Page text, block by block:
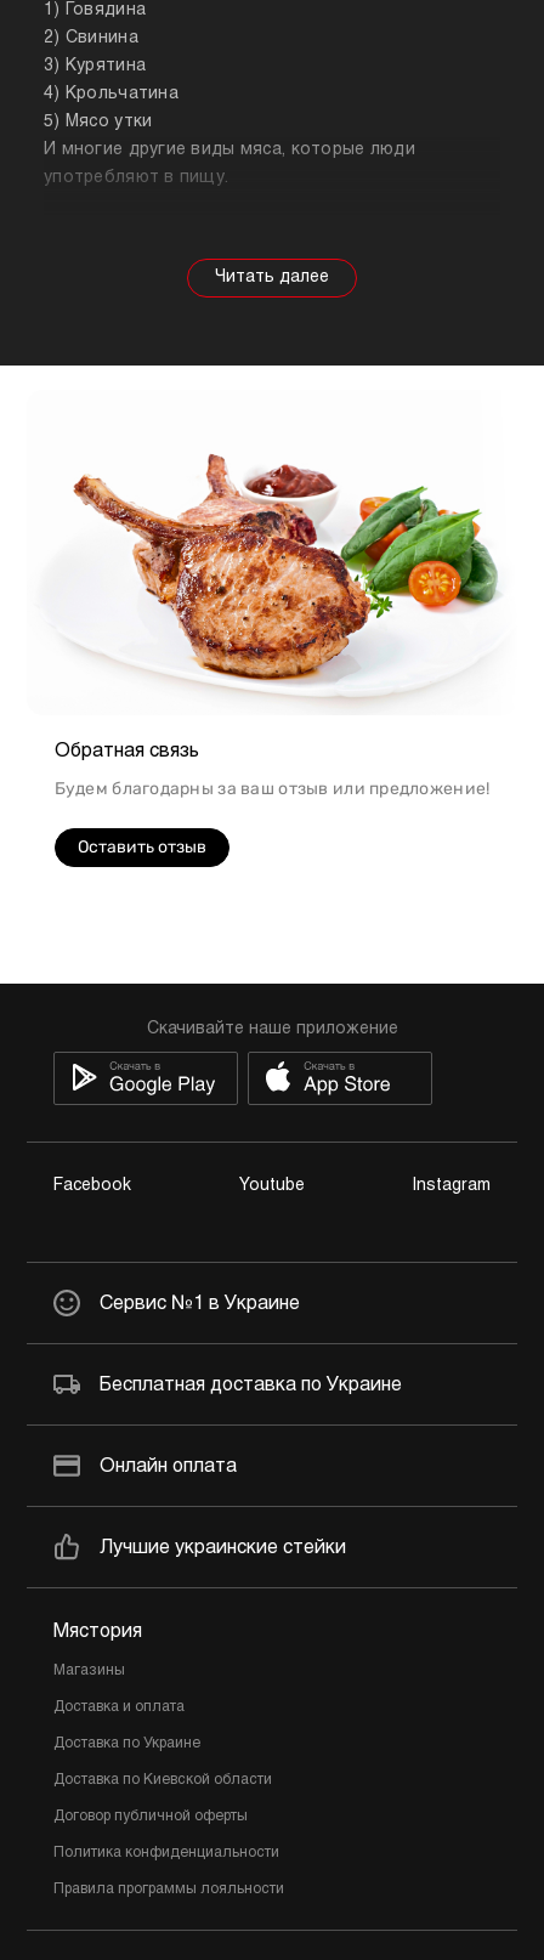
1) Говядина
2) Свинина
3) Курятина
4) Крольчатина
5) Мясо утки
И многие другие виды мяса, которые люди
употребляют в пищу.
полезных свойствах. Важно понимать, что в
зависимости от животного свойства продукта
подходит для шашлыка, а мясо перепела отлично
Обратная связь
Будем благодарны за ваш отзыв или предложение!
Оставить отзыв
Скачивайте наше приложение
Facebook Youtube Instagram
Сервис №1 в Украине
Бесплатная доставка по Украине
Онлайн оплата
Лучшие украинские стейки
Мястория
Магазины
Доставка и оплата
Доставка по Украине
Доставка по Киевской области
Договор публичной оферты
Политика конфиденциальности
Правила программы лояльности